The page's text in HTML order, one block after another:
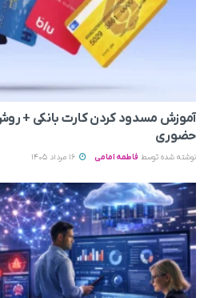
آموزش مسدود کردن کارت بانکی +
حضوری
نوشته شده توسط فاطمه امامی